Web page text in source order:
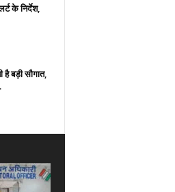
के निर्देश,
बड़ी सौगात,